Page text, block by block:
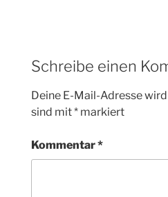
Schreibe einen
Deine E-Mail-Adresse
sind mit* markiert
Kommentar*